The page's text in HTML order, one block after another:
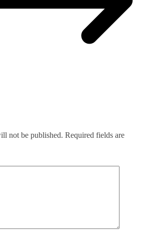
not be published. Required fields are